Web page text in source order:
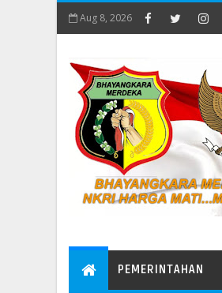
Aug 8, 2026
PEMERINTAHAN